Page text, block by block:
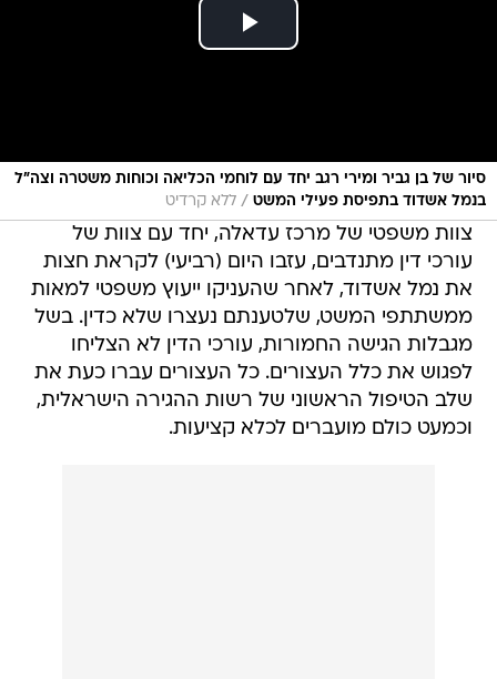
סיור של בן גביר ומירי רגב יחד עם לוחמי הכליאה וכוחות משטרה וצה״ל
בנמל אשדוד בתפיסת פעילי המשט / ללא קרדיט
צוות משפטי של מרכז עדאלה, יחד עם צוות של
עורכי דין מתנדבים, עזבו היום (רביעי) לקראת חצות
את נמל אשדוד, לאחר שהעניקו ייעוץ משפטי למאות
ממשתתפי המשט, שלטענתם נעצרו שלא כדין. בשל
מגבלות הגישה החמורות, עורכי הדין לא הצליחו
לפגוש את כלל העצורים. כל העצורים עברו כעת את
שלב הטיפול הראשוני של רשות ההגירה הישראלית,
וכמעט כולם מועברים לכלא קציעות.